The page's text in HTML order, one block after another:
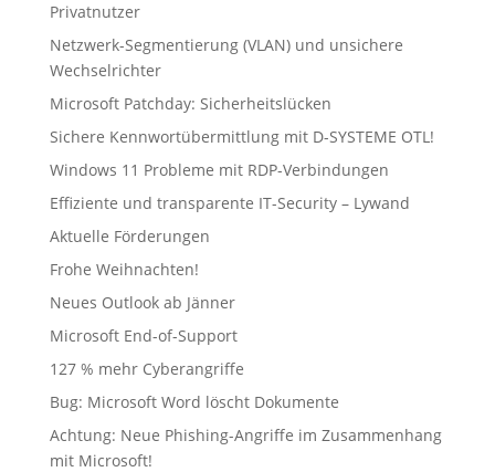
Privatnutzer
Netzwerk-Segmentierung (VLAN) und unsichere
Wechselrichter
Microsoft Patchday: Sicherheitslücken
Sichere Kennwortübermittlung mit D-SYSTEME OTL!
Windows 11 Probleme mit RDP-Verbindungen
Effiziente und transparente IT-Security – Lywand
Aktuelle Förderungen
Frohe Weihnachten!
Neues Outlook ab Jänner
Microsoft End-of-Support
127 % mehr Cyberangriffe
Bug: Microsoft Word löscht Dokumente
Achtung: Neue Phishing-Angriffe im Zusammenhang
mit Microsoft!